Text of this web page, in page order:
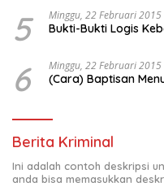
5 Minggu, 22 Februari
Bukti-Bukti Logis
6 Minggu, 22 Februari
(Cara) Baptisan
Berita Kriminal
Ini adalah contoh deskripsi
anda bisa memasukkan